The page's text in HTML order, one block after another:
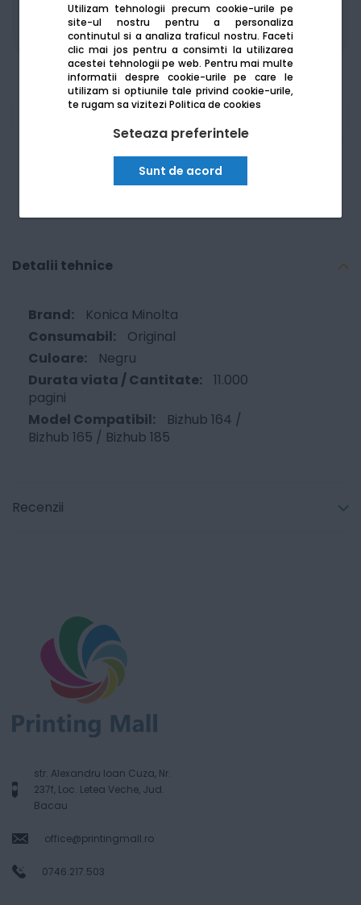
Utilizam tehnologii precum cookie-urile pe
site-ul nostru pentru a personaliza
continutul si a analiza traficul nostru. Faceti
clic mai jos pentru a consimti la utilizarea
acestei tehnologii pe web. Pentru mai multe
informatii despre cookie-urile pe care le
utilizam si optiunile tale privind cookie-urile,
te rugam sa viziteziPolitica de cookies
Seteaza preferintele
Sunt de acord
achizitii publice SEAP/SICAP
Detalii tehnice
Konica Minolta
Original
Negru
11.000
pagini
Bizhub 164 /
Bizhub 165 / Bizhub 185
Recenzii
str. Alexandru Ioan Cuza, Nr.
237f, Loc. Letea Veche, Jud.
Bacau
office@printingmall.ro
0746.217.503